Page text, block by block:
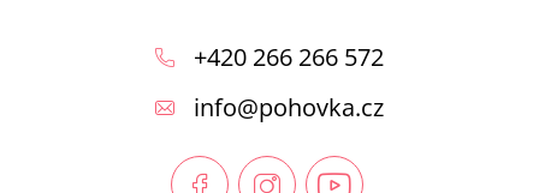
+420 266 266 572
info@pohovka.cz